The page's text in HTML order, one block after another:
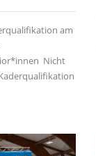
am
Nicht